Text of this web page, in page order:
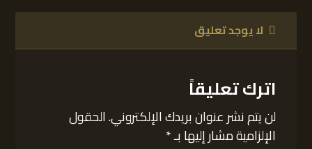
لا يوجد تعليق
اترك تعليقاً
لن يتم نشر عنوان بريدك الإلكتروني.الحقول
الإلزامية مشار إليها بـ*